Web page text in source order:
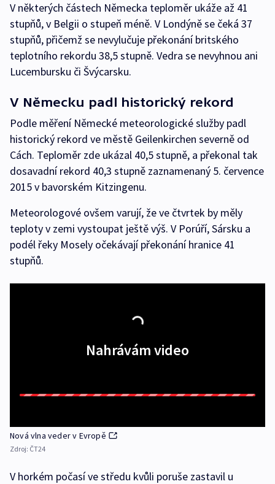
V některých částech Německa teploměr ukáže až 41
stupňů, v Belgii o stupeň méně. V Londýně se čeká 37
stupňů, přičemž se nevylučuje překonání britského
teplotního rekordu 38,5 stupně. Vedra se nevyhnou ani
Lucembursku či Švýcarsku.
V Německu padl historický rekord
Podle měření Německé meteorologické služby padl
historický rekord ve městě Geilenkirchen severně od
Cách. Teploměr zde ukázal 40,5 stupně, a překonal tak
dosavadní rekord 40,3 stupně zaznamenaný 5. července
2015 v bavorském Kitzingenu.
Meteorologové ovšem varují, že ve čtvrtek by měly
teploty v zemi vystoupat ještě výš. V Porúří, Sársku a
podél řeky Mosely očekávají překonání hranice 41
stupňů.
Nahrávám video
Nová vlna veder v Evropě
Zdroj: ČT24
V horkém počasí ve středu kvůli poruše zastavil u